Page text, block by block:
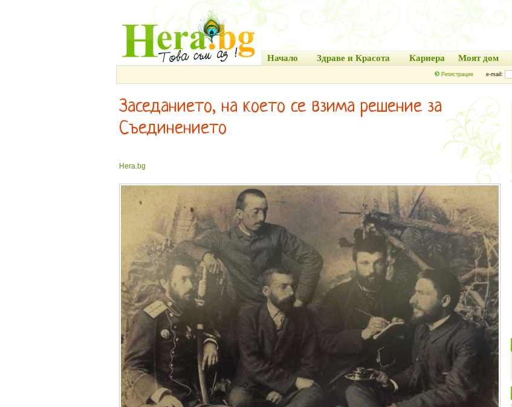
Начало Здраве и Красота Кариера Моят дом
Регистрация e-mail:
Заседанието, на което се взима решение за
Съединението
Hera.bg